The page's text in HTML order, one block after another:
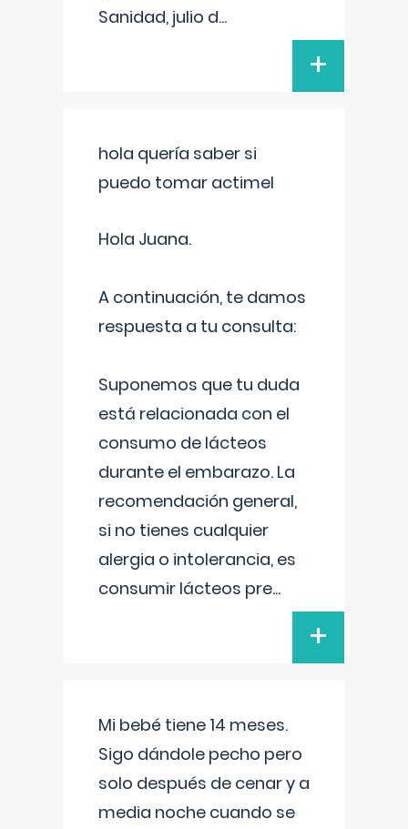
Sanidad, julio d...
+
hola quería saber si
puedo tomar actimel
Hola Juana.
A continuación, te damos
respuesta a tu consulta:
Suponemos que tu duda
está relacionada con el
consumo de lácteos
durante el embarazo. La
recomendación general,
si no tienes cualquier
alergia o intolerancia, es
consumir lácteos pre...
+
Mi bebé tiene 14 meses.
Sigo dándole pecho pero
solo después de cenar y a
media noche cuando se